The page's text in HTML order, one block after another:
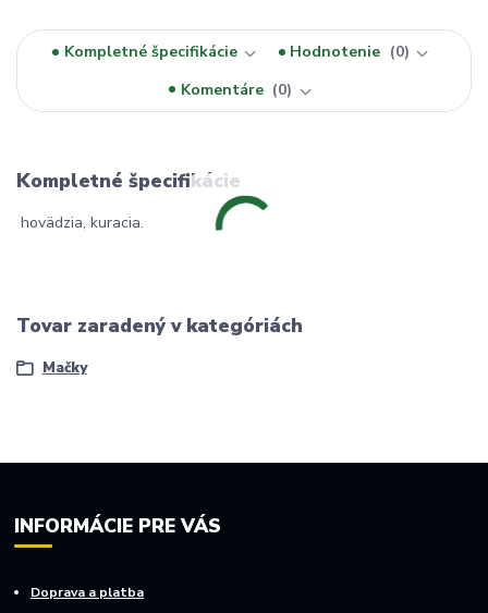
Kompletné špecifikácie Hodnotenie
0
Komentáre
0
Kompletné špecifikácie
hovädzia, kuracia.
Tovar zaradený v kategóriách
Mačky
INFORMÁCIE PRE VÁS
Doprava a platba